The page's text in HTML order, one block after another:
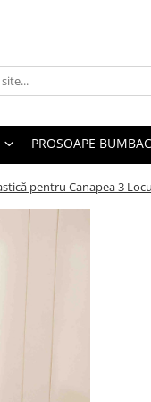
PROSOAPE
pentru Canapea 3